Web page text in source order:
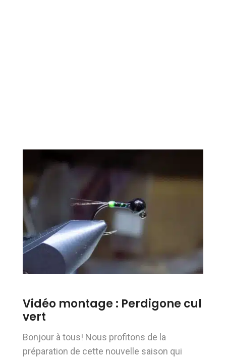
Vidéo montage : Perdigone cul
vert
Bonjour à tous! Nous profitons de la
préparation de cette nouvelle saison qui